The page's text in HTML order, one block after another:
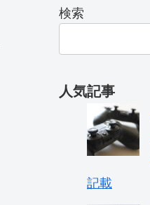
検索
人気記事
記載